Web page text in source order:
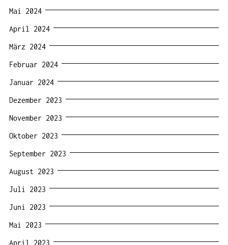
Mai 2024
April 2024
März 2024
Februar 2024
Januar 2024
Dezember 2023
November 2023
Oktober 2023
September 2023
August 2023
Juli 2023
Juni 2023
Mai 2023
April 2023